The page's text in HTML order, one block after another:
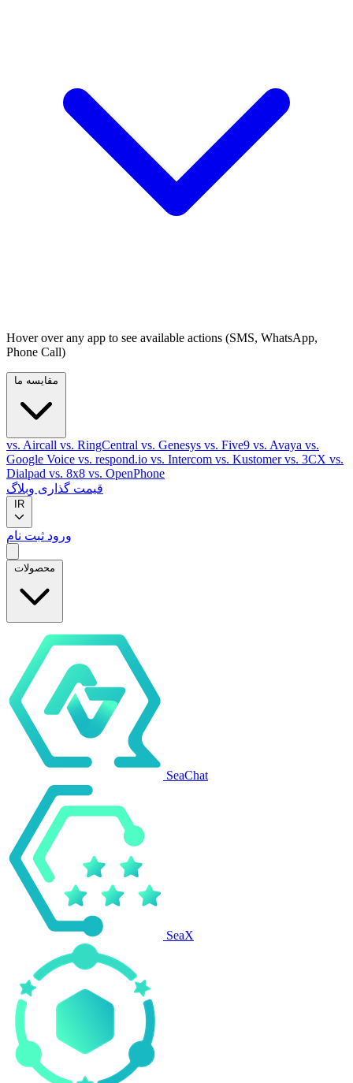
Hover over any app to see available actions (SMS, WhatsApp,
Phone Call)
vs. Aircall vs. RingCentral vs. Genesys vs. Five9 vs. Avaya vs.
Google Voice vs. respond.io vs. Intercom vs. Kustomervs. 3CX vs.
Dialpad vs. 8x8 vs. OpenPhone
قیمت گذاری وبلاگ
IR
ورود ثبت نام
محصولات
SeaChat
SeaX